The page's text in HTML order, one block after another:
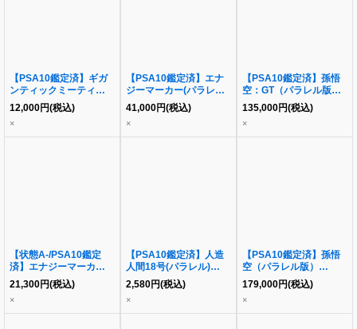
【PSA10鑑定済】ギガ
ンティックミーティア
（パラレル版/金文字）
《C☆》{FS03-
15[FB02]}
12,000円(税込)
×
【PSA10鑑定済】エナ
ジーマーカー(パラレル
版/孫悟空/背景超サイヤ
人)《-》{E01-01}
41,000円(税込)
×
【PSA10鑑定済】孫悟
空：GT（パラレル版）
《SCR☆☆》{FB03-
140}
135,000円(税込)
×
【状態A-/PSA10鑑定
済】エナジーマーカー
(パラレル版/ベジータ)
《-》{E01-02}
21,300円(税込)
×
【PSA10鑑定済】人造
人間18号(パラレル)
《SR☆》{FB01-079}
2,580円(税込)
×
【PSA10鑑定済】孫悟
空（パラレル版）
《SCR☆☆》{FB01-
139}
179,000円(税込)
×